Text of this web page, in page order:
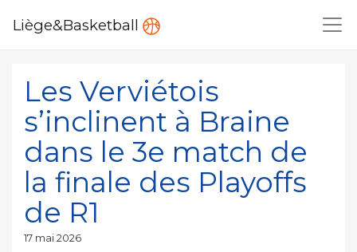
Liège&Basketball
Les Verviétois
s’inclinent à Braine
dans le 3e match de
la finale des Playoffs
de R1
Publié
17 mai 2026